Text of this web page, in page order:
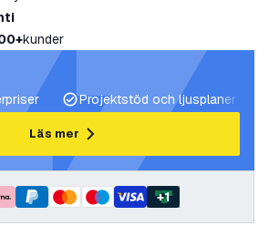
kunder
Projektstöd och ljusplaner
Läs mer
+1